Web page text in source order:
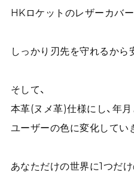
HKロケットのレザーカバー
しっかり刃先を守れるか
そして、
本革(ヌメ革)仕様にし、年
ユーザーの色に変化してい
あなただけの世界に1つだ